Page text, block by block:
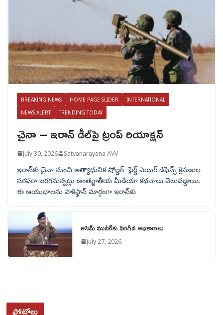
BREAKING NEWS HOME PAGE SLIDER
INTERNATIONAL
NEWS ALERT
TRENDING TODAY
చైనా – ఇరాన్ డీల్‌పై ట్రంప్ రియాక్షన్
July 30, 2026 Satyanarayana AVV
ఇరాన్‌కు చైనా నుంచి అత్యాధునిక షోల్డర్‌ -ఫైర్డ్ ఎయిర్ డిఫెన్స్ క్షిపణుల
సరఫరా జరగనున్నట్లు అంతర్జాతీయ మీడియా కథనాలు వెలువడ్డాయి.
ఈ ఆయుధాలను పాకిస్థాన్‌ మార్గంగా ఇరాన్‌కు
అసిమ్ మునీర్‌కు పెరిగిన అధికారాలు
July 27, 2026
ఫోటోలు